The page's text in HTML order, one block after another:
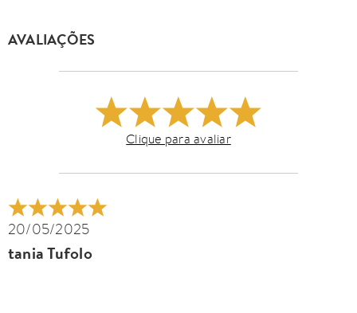
AVALIAÇÕES
Clique para avaliar
20/05/2025
tania Tufolo